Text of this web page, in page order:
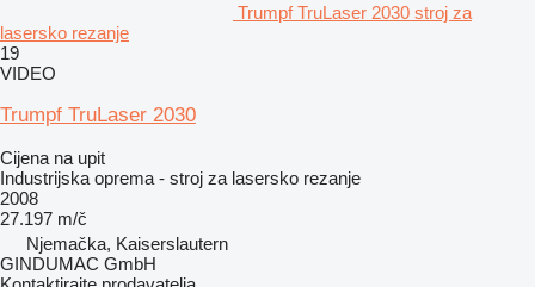
Trumpf TruLaser 2030 stroj za
lasersko rezanje
19
VIDEO
Trumpf TruLaser 2030
Cijena na upit
Industrijska oprema - stroj za lasersko rezanje
2008
27.197 m/č
Njemačka, Kaiserslautern
GINDUMAC GmbH